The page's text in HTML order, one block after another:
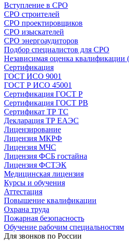
Вступление в СРО
СРО строителей
СРО проектировщиков
СРО изыскателей
СРО энергоаудиторов
Подбор специалистов для СРО
Независимая оценка
Сертификация
ГОСТ ИСО 9001
ГОСТ Р ИСО 45001
Сертификация ГОСТ Р
Сертификация ГОСТ РВ
Сертификат ТР ТС
Декларация ТР ЕАЭС
Лицензирование
Лицензия МКРФ
Лицензия МЧС
Лицензия ФСБ гостайна
Лицензия ФСТЭК
Медицинская лицензия
Курсы и обучения
Аттестация
Повышение квалификации
Охрана труда
Пожарная безопасность
Обучение рабочим специальностям
Для звонков по России